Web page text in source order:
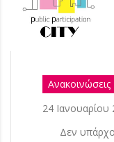
Ανακοινώσεις
24 Ιανουαρίου
Δεν